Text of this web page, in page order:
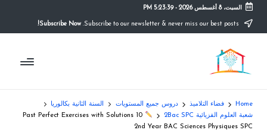
content
السبت، 8 أغسطس 2026 -
5:23:40 PM
Subscribe Now!
م
و
ق
ع
التعليم
الصريح
Home فضاء التلاميذ دروس جميع المستويات
السنة الثانية بكالوريا
شعبة العلوم الفزيائية 2Bac SPC
10 Past Perfect Exercises with Solutions
2nd Year BAC Sciences Physiques SPC